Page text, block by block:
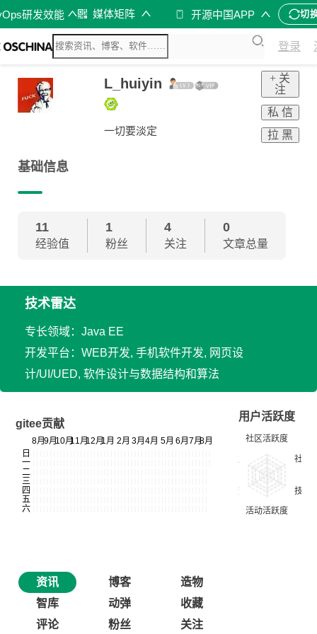
研发效能 媒体矩阵 开源中国APP 切
登录
L_huiyin
一切要淡定
+ 关
注
私 信
拉 黑
基础信息
11
经验值
1
粉丝
4
关注
0
文章总量
技术雷达
专长领域：Java EE
开发平台：WEB开发, 手机软件开发, 网页设
计/UI/UED, 软件设计与数据结构和算法
gitee贡献
用户活跃度
资讯 博客
造物
智库
动弹
收藏
评论
粉丝 关注